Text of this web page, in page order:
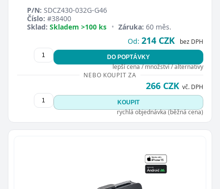
P/N: SDCZ430-032G-G46
Číslo: #38400
Sklad: Skladem >100 ks • Záruka: 60 měs.
Od: 214 CZK bez DPH
DO POPTÁVKY
lepší cena / množství / alternativy
NEBO KOUPIT ZA
266 CZK vč. DPH
KOUPIT
rychlá objednávka (běžná cena)